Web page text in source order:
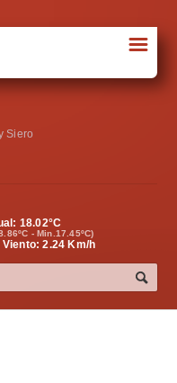
☰
Siero
18.02°C
- Min.17.45ºC)
2.24 Km/h